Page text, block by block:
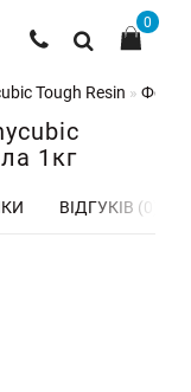
0
Tough Resin
1кг
ВІДГУКІВ (0)